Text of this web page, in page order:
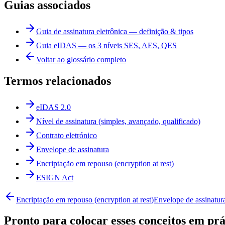
Guias associados
Guia de assinatura eletrônica — definição & tipos
Guia eIDAS — os 3 níveis SES, AES, QES
Voltar ao glossário completo
Termos relacionados
eIDAS 2.0
Nível de assinatura (simples, avançado, qualificado)
Contrato eletrónico
Envelope de assinatura
Encriptação em repouso (encryption at rest)
ESIGN Act
Encriptação em repouso (encryption at rest)Envelope de
Pronto para colocar esses conceitos em